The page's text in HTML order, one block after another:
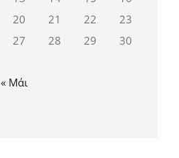
20 21 22
23
27 28 29
30
« Μάι